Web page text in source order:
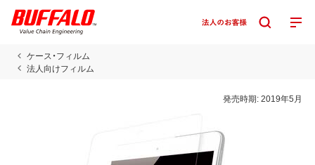
ケース・フィルム
法人向けフィルム
発売時期:2019年5月